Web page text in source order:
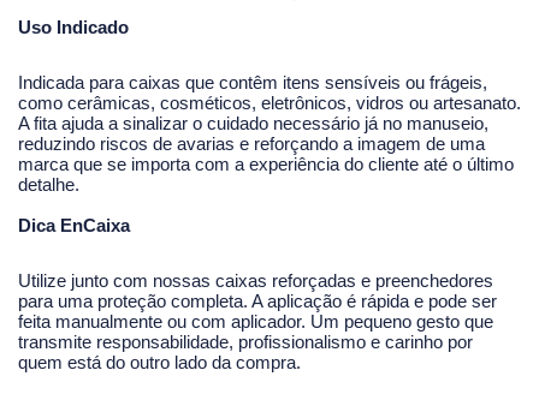
Uso Indicado
Indicada para caixas que contêm itens sensíveis ou frágeis,
como cerâmicas, cosméticos, eletrônicos, vidros ou artesanato.
A fita ajuda a sinalizar o cuidado necessário já no manuseio,
reduzindo riscos de avarias e reforçando a imagem de uma
marca que se importa com a experiência do cliente até o último
detalhe.
Dica EnCaixa
Utilize junto com nossas caixas reforçadas e preenchedores
para uma proteção completa. A aplicação é rápida e pode ser
feita manualmente ou com aplicador. Um pequeno gesto que
transmite responsabilidade, profissionalismo e carinho por
quem está do outro lado da compra.